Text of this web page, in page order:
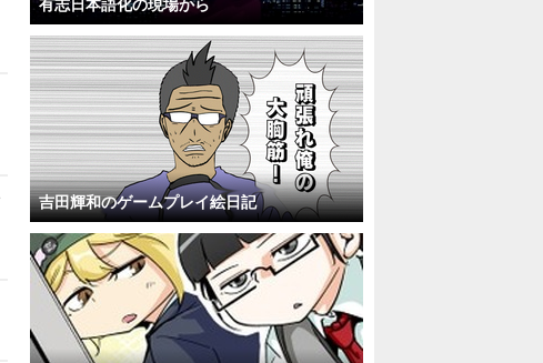
有志日本語化の現場から
吉田輝和のゲームプレイ絵日記